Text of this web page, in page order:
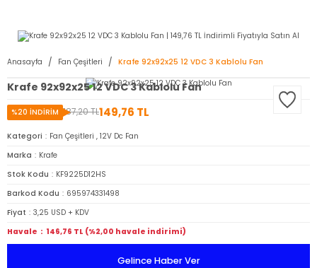
Anasayfa Fan Çeşitleri Krafe 92x92x25 12 VDC 3 Kablolu Fan
Krafe 92x92x25 12 VDC 3 Kablolu Fan
187,20 TL149,76 TL
%20 İNDİRİM
Kategori Fan Çeşitleri , 12V Dc Fan
Marka
Krafe
Stok Kodu
KF9225D12HS
Barkod Kodu
695974331498
Fiyat
3,25 USD + KDV
Havale
146,76 TL (%2,00 havale indirimi)
Gelince Haber Ver